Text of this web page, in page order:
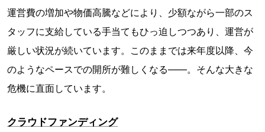
運営費の増加や物価高騰などにより、少額ながら一部のス
タッフに支給している手当てもひっ迫しつつあり、運営が
厳しい状況が続いています。このままでは来年度以降、今
のようなペースでの開所が難しくなる――。そんな大きな
危機に直面しています。
クラウドファンディング